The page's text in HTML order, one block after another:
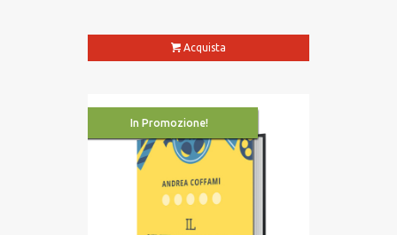
Acquista
In Promozione!